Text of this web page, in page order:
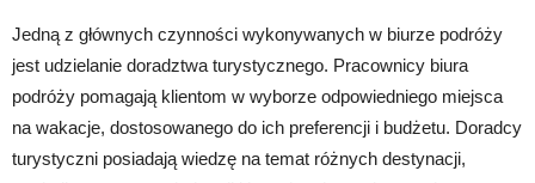
Jedną z głównych czynności wykonywanych w biurze podróży
jest udzielanie doradztwa turystycznego. Pracownicy biura
podróży pomagają klientom w wyborze odpowiedniego miejsca
na wakacje, dostosowanego do ich preferencji i budżetu. Doradcy
turystyczni posiadają wiedzę na temat różnych destynacji,